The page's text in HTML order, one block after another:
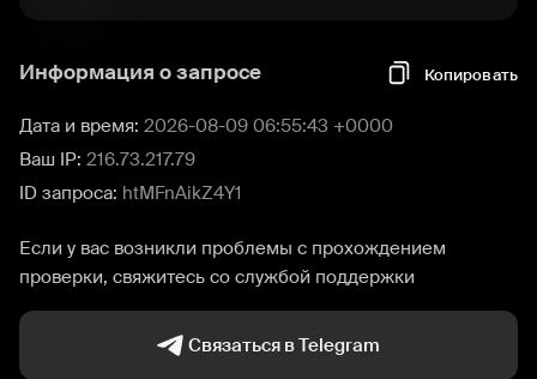
Информация о запросе Копировать
Дата и время: 2026-08-09 06:55:43 +0000
Ваш IP: 216.73.217.79
ID запроса: htMFnAikZ4Y1
Если у вас возникли проблемы с прохождением
проверки, свяжитесь со службой поддержки
Связаться в Telegram